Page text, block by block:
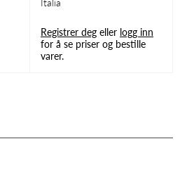
Registrer deg eller logg inn
for å se priser og bestille
varer.